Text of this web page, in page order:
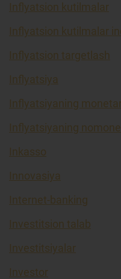
Inflyatsion kutilmalar
Inflyatsion kutilmalar
Inflyatsion targetlash
Inflyatsiya
Inflyatsiyaning
Inflyatsiyaning
Inkasso
Innovasiya
Internet-banking
Investitsion talab
Investitsiyalar
Investor